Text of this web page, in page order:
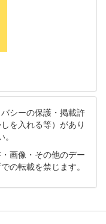
シーの保護・掲載許
を入れる等）があり
画像・その他のデー
の転載を禁じます。